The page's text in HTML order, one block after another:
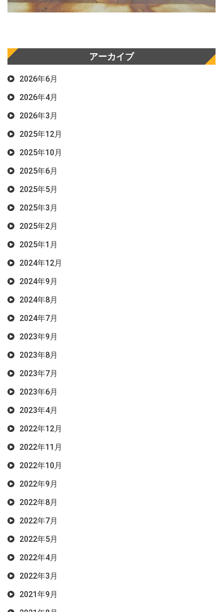
アーカイブ
2026年6月
2026年4月
2026年3月
2025年12月
2025年10月
2025年6月
2025年5月
2025年3月
2025年2月
2025年1月
2024年12月
2024年9月
2024年8月
2024年7月
2023年9月
2023年8月
2023年7月
2023年6月
2023年4月
2022年12月
2022年11月
2022年10月
2022年9月
2022年8月
2022年7月
2022年5月
2022年4月
2022年3月
2021年9月